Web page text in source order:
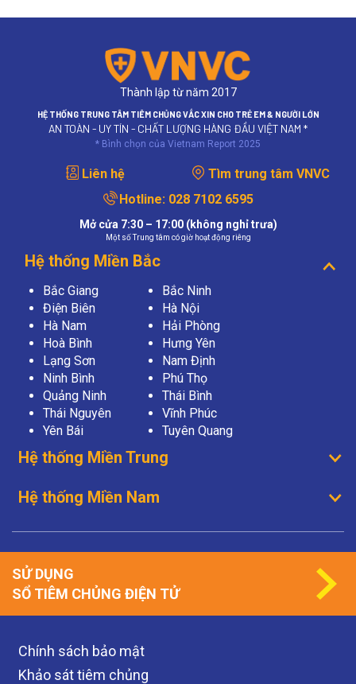
Thành lập từ năm 2017
HỆ THỐNG TRUNG TÂM TIÊM CHỦNG VẮC XIN CHO TRẺ EM & NGƯỜI LỚN
AN TOÀN - UY TÍN - CHẤT LƯỢNG HÀNG ĐẦU VIỆT NAM *
* Bình chọn của Vietnam Report 2025
Liên hệ
Tìm trung tâm VNVC
Hotline:028 7102 6595
Mở cửa 7:30 – 17:00 (không nghỉ trưa)
Một số Trung tâm có giờ hoạt động riêng
Hệ thống Miền Bắc
Bắc Giang
Bắc Ninh
Điện Biên
Hà Nội
Hà Nam
Hải Phòng
Hoà Bình
Hưng Yên
Lạng Sơn
Nam Định
Ninh Bình
Phú Thọ
Quảng Ninh
Thái Bình
Thái Nguyên
Vĩnh Phúc
Yên Bái
Tuyên Quang
Hệ thống Miền Trung
Hệ thống Miền Nam
Chính sách bảo mật
Khảo sát tiêm chủng
SỬ DỤNG
SỔ TIÊM CHỦNG ĐIỆN TỬ